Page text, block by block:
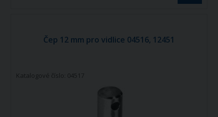
Čep 12 mm pro vidlice 04516, 12451
Katalogové číslo: 04517